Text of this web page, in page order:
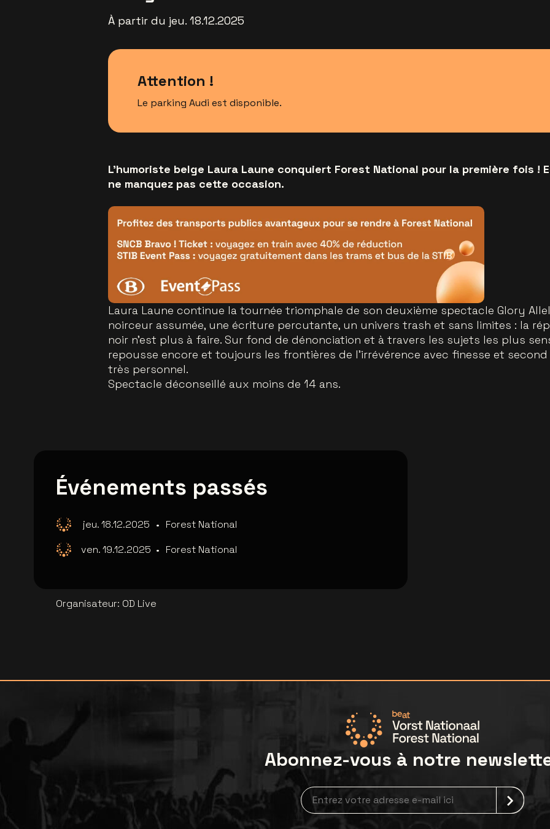
À partir du jeu. 18.12.2025
Attention !
Le parking Audi est disponible.
L'humoriste belge Laura Laune conquiert Forest National pour la première fois !
ne manquez pas cette occasion.
Laura Laune continue la tournée triomphale de son deuxième spectacle Glory
noirceur assumée, une écriture percutante, un univers trash et sans limites : la
noir n’est plus à faire. Sur fond de dénonciation et à travers les sujets les plus
repousse encore et toujours les frontières de l’irrévérence avec finesse et
très personnel.
Spectacle déconseillé aux moins de 14 ans.
Événements passés
jeu. 18.12.2025 • Forest National
ven. 19.12.2025 • Forest National
Organisateur: OD Live
Abonnez-vous à notre
Inscription à la newsletter